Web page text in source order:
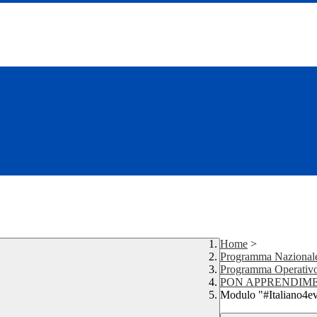
Home >
Programma
Programma
PON
Modulo